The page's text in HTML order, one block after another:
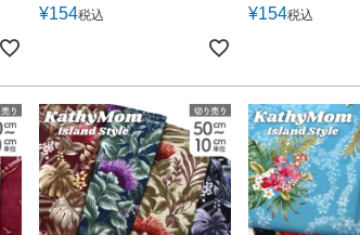
¥154税込 ¥154税込